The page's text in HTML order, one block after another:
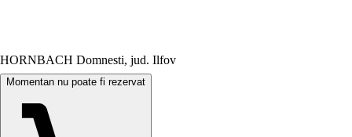
HORNBACH Domnesti, jud. Ilfov
Momentan nu poate fi rezervat